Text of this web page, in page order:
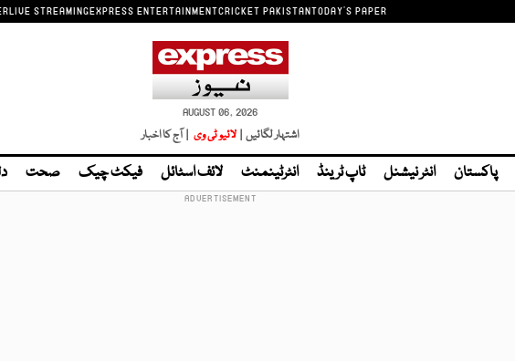
LIVE STREAMINGEXPRESS ENTERTAINMENTCRICKET PAKISTANTODAY'S PAPER
AUGUST 06, 2026
اشتہار لگائیں | لائیو ٹی وی | آج کا اخبار
پاکستان انٹر نیشنل ٹاپ ٹرینڈ انٹرٹینمنٹ لائف اسٹائل فیکٹ چیک صحت